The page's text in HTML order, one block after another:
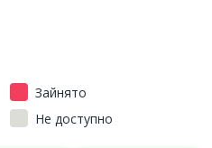
Зайнято
Не доступно